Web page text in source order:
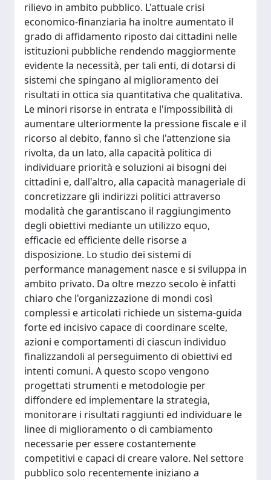
rilievo in ambito pubblico. L'attuale crisi
economico-finanziaria ha inoltre aumentato il
grado di affidamento riposto dai cittadini nelle
istituzioni pubbliche rendendo maggiormente
evidente la necessità, per tali enti, di dotarsi di
sistemi che spingano al miglioramento dei
risultati in ottica sia quantitativa che qualitativa.
Le minori risorse in entrata e l'impossibilità di
aumentare ulteriormente la pressione fiscale e il
ricorso al debito, fanno sì che l'attenzione sia
rivolta, da un lato, alla capacità politica di
individuare priorità e soluzioni ai bisogni dei
cittadini e, dall'altro, alla capacità manageriale di
concretizzare gli indirizzi politici attraverso
modalità che garantiscano il raggiungimento
degli obiettivi mediante un utilizzo equo,
efficacie ed efficiente delle risorse a
disposizione. Lo studio dei sistemi di
performance management nasce e si sviluppa in
ambito privato. Da oltre mezzo secolo è infatti
chiaro che l'organizzazione di mondi così
complessi e articolati richiede un sistema-guida
forte ed incisivo capace di coordinare scelte,
azioni e comportamenti di ciascun individuo
finalizzandoli al perseguimento di obiettivi ed
intenti comuni. A questo scopo vengono
progettati strumenti e metodologie per
diffondere ed implementare la strategia,
monitorare i risultati raggiunti ed individuare le
linee di miglioramento o di cambiamento
necessarie per essere costantemente
competitivi e capaci di creare valore. Nel settore
pubblico solo recentemente iniziano a